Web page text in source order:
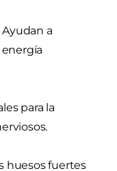
Ayudan a
para la
huesos fuertes